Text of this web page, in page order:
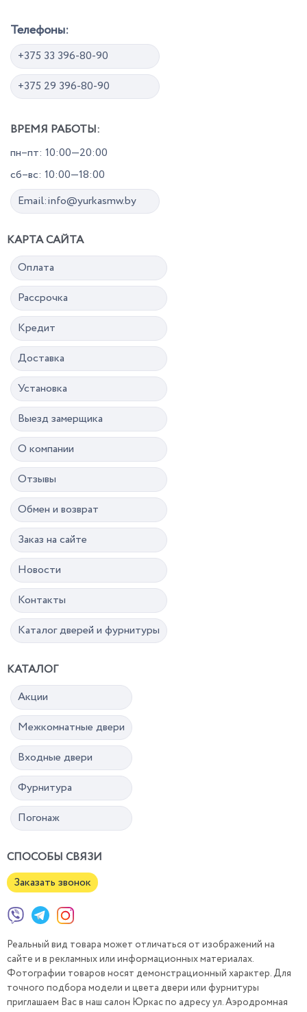
Телефоны:
+375 33 396-80-90
+375 29 396-80-90
ВРЕМЯ РАБОТЫ:
пн–пт: 10:00—20:00
сб–вс: 10:00—18:00
Email:info@yurkasmw.by
КАРТА САЙТА
Оплата
Рассрочка
Кредит
Доставка
Установка
Выезд замерщика
О компании
Отзывы
Обмен и возврат
Заказ на сайте
Новости
Контакты
Каталог дверей и фурнитуры
КАТАЛОГ
Акции
Межкомнатные двери
Входные двери
Фурнитура
Погонаж
СПОСОБЫ СВЯЗИ
Заказать звонок
Реальный вид товара может отличаться от изображений на
сайте и в рекламных или информационных материалах.
Фотографии товаров носят демонстрационный характер. Для
точного подбора модели и цвета двери или фурнитуры
приглашаем Вас в наш салон Юркас по адресу ул. Аэродромная